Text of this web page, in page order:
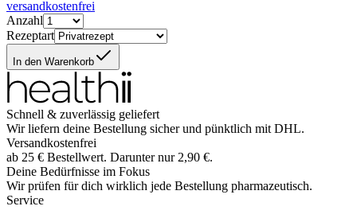
versandkostenfrei
Anzahl
Rezeptart
In den Warenkorb
Schnell & zuverlässig geliefert
Wir liefern deine Bestellung sicher und pünktlich mit DHL.
Versandkostenfrei
ab 25 € Bestellwert. Darunter nur 2,90 €.
Deine Bedürfnisse im Fokus
Wir prüfen für dich wirklich jede Bestellung pharmazeutisch.
Service